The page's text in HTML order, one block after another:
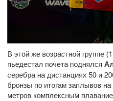
В этой же возрастной группе
пьедестал почета поднялся
серебра на дистанциях 50 и
бронзы по итогам заплывов
метров комплексным